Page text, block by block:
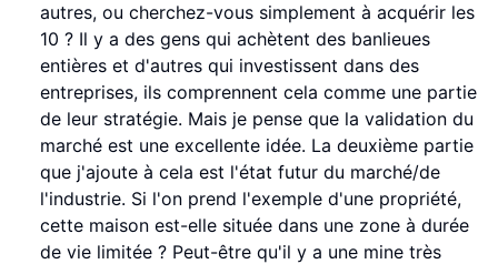
autres, ou cherchez-vous simplement à acquérir les
10 ? Il y a des gens qui achètent des banlieues
entières et d'autres qui investissent dans des
entreprises, ils comprennent cela comme une partie
de leur stratégie. Mais je pense que la validation du
marché est une excellente idée. La deuxième partie
que j'ajoute à cela est l'état futur du marché/de
l'industrie. Si l'on prend l'exemple d'une propriété,
cette maison est-elle située dans une zone à durée
de vie limitée ? Peut-être qu'il y a une mine très